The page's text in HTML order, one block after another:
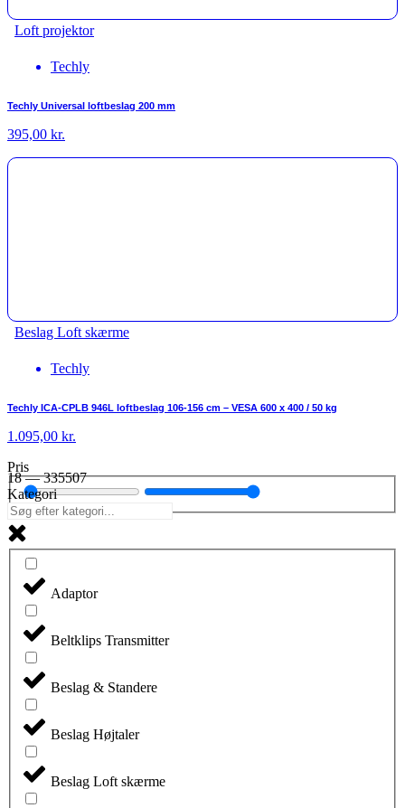
Loft projektor
Techly
Techly Universal loftbeslag 200 mm
395,00 kr.
Beslag Loft skærme
Techly
Techly ICA-CPLB 946L loftbeslag 106-156 cm – VESA 600 x 400 / 50 kg
1.095,00 kr.
Pris
18—335507
Kategori
Adaptor
Beltklips Transmitter
Beslag & Standere
Beslag Højtaler
Beslag Loft skærme